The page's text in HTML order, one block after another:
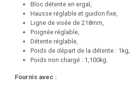
Bloc détente en ergal,
Hausse réglable et guidon fixe,
Ligne de visée de 218mm,
Poignée réglable,
Détente réglable,
Poids de départ de la détente : 1kg,
Poids non chargé : 1,100kg.
Fournis avec :